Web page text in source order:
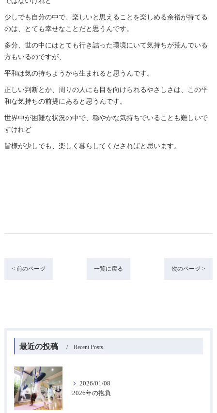
少しでも自分の中で、楽しいと思えることを楽しめる余裕が持てる
のは、とても幸せなことだと思うんです。
多分、世の中にはとても行き詰った環境にいて気持ちが荒んでいる
方もいるのですが、
平和は気の持ちようから生まれると思うんです。
正しい判断とか、周りの人にも目を向けられるやさしさは、この平
和な気持ちの前提にあると思うんです。
世界中が困難な状況の中で、穏やかな気持ちでいることも難しいで
すけれど
皆様が少しでも、楽しく暮らしてくださればと思います。
< 前のページ 一覧に戻る 次のページ >
最近の投稿 Recent Posts
2026/01/08
2026年の抱負